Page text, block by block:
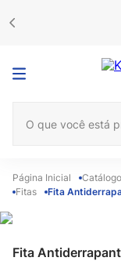
Catálogo
Fitas
Fita
Fita